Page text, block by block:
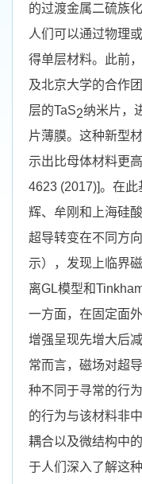
的过渡金属二硫族
人们可以通过物理
得单层材料。此前
及北京大学的合作
层的TaS2纳米片，
片薄膜。这种新型
示出比母体材料更
4623 (2017)]。在此
辉、牟刚和上海硅
超导转变在不同方
示），发现上临界
离GL模型和
一方面，在固定面
增强呈现先增大后
常而言，磁场对超
种不同于寻常的行
的行为与该材料非
耦合以及微结构中
于人们深入了解这